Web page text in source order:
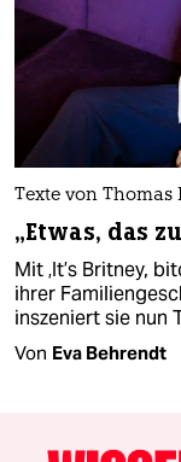
Texte von
„Etwas, das
Mit ‚It’s Britney,
ihrer
inszeniert sie nun
Von Eva Behrendt